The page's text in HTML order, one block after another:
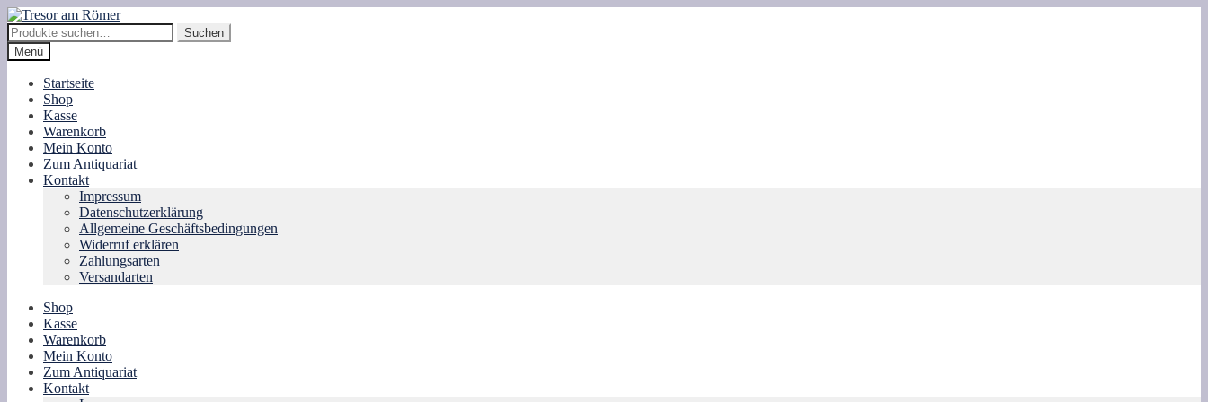
Zur
Navigation
springen
Zum
Inhalt
springen
Suche
nach:
Suchen
Menü
Startseite
Shop
Kasse
Warenkorb
Mein Konto
Zum Antiquariat
Kontakt
Impressum
Datenschutzerklärung
Allgemeine Geschäftsbedingungen
Widerruf erklären
Zahlungsarten
Versandarten
Shop
Kasse
Warenkorb
Mein Konto
Zum Antiquariat
Kontakt